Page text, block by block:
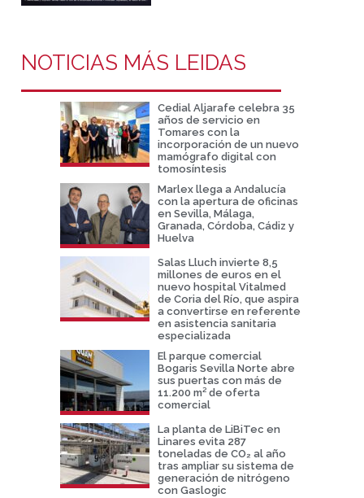
NOTICIAS MÁS LEIDAS
Cedial Aljarafe celebra 35
años de servicio en
Tomares con la
incorporación de un nuevo
mamógrafo digital con
tomosíntesis
Marlex llega a Andalucía
con la apertura de oficinas
en Sevilla, Málaga,
Granada, Córdoba, Cádiz y
Huelva
Salas Lluch invierte 8,5
millones de euros en el
nuevo hospital Vitalmed
de Coria del Río, que aspira
a convertirse en referente
en asistencia sanitaria
especializada
El parque comercial
Bogaris Sevilla Norte abre
sus puertas con más de
11.200 m² de oferta
comercial
La planta de LiBiTec en
Linares evita 287
toneladas de CO₂ al año
tras ampliar su sistema de
generación de nitrógeno
con Gaslogic